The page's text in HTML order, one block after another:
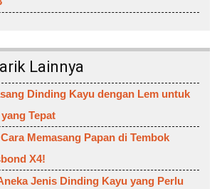
Lainnya
Dinding Kayu dengan Lem untuk
Tepat
Memasang Papan di Tembok
X4!
Jenis Dinding Kayu yang Perlu